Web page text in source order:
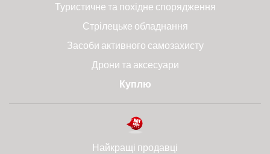
Туристичне та похідне спорядження
Стрілецьке обладнання
Засоби активного самозахисту
Дрони та аксесуари
Куплю
Найкращі продавці